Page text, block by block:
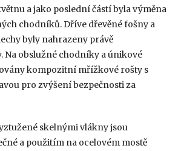
a jako poslední částí byla výměna
chodníků. Dříve dřevěné fošny a
byly nahrazeny právě
obslužné chodníky a únikové
kompozitní mřížkové rošty s
pro zvýšení bezpečnosti za
skelnými vlákny jsou
a použitím na ocelovém mostě